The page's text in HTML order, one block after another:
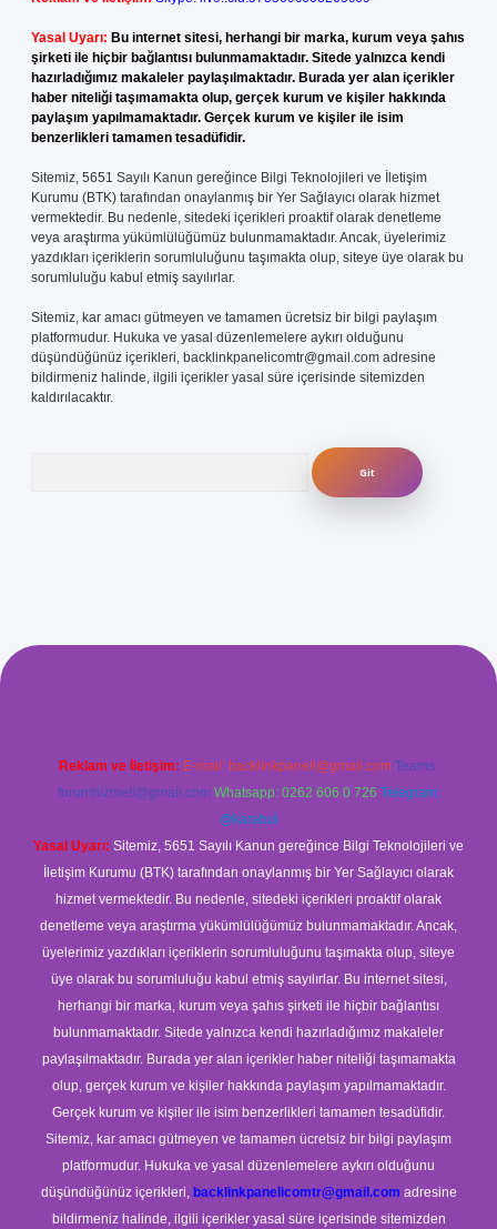
Yasal Uyarı: Bu internet sitesi, herhangi bir marka, kurum veya şahıs
şirketi ile hiçbir bağlantısı bulunmamaktadır. Sitede yalnızca kendi
hazırladığımız makaleler paylaşılmaktadır. Burada yer alan içerikler
haber niteliği taşımamakta olup, gerçek kurum ve kişiler hakkında
paylaşım yapılmamaktadır. Gerçek kurum ve kişiler ile isim
benzerlikleri tamamen tesadüfidir.
Sitemiz, 5651 Sayılı Kanun gereğince Bilgi Teknolojileri ve İletişim
Kurumu (BTK) tarafından onaylanmış bir Yer Sağlayıcı olarak hizmet
vermektedir. Bu nedenle, sitedeki içerikleri proaktif olarak denetleme
veya araştırma yükümlülüğümüz bulunmamaktadır. Ancak, üyelerimiz
yazdıkları içeriklerin sorumluluğunu taşımakta olup, siteye üye olarak bu
sorumluluğu kabul etmiş sayılırlar.
Sitemiz, kar amacı gütmeyen ve tamamen ücretsiz bir bilgi paylaşım
platformudur. Hukuka ve yasal düzenlemelere aykırı olduğunu
düşündüğünüz içerikleri, backlinkpanelicomtr@gmail.com adresine
bildirmeniz halinde, ilgili içerikler yasal süre içerisinde sitemizden
kaldırılacaktır.
Reklam ve İletişim: E-mail: backlinkpaneli@gmail.com Teams:
forumhizmeti@gmail.com Whatsapp: 0262 606 0 726 Telegram:
@karabul
Yasal Uyarı: Sitemiz, 5651 Sayılı Kanun gereğince Bilgi Teknolojileri ve
İletişim Kurumu (BTK) tarafından onaylanmış bir Yer Sağlayıcı olarak
hizmet vermektedir. Bu nedenle, sitedeki içerikleri proaktif olarak
denetleme veya araştırma yükümlülüğümüz bulunmamaktadır. Ancak,
üyelerimiz yazdıkları içeriklerin sorumluluğunu taşımakta olup, siteye
üye olarak bu sorumluluğu kabul etmiş sayılırlar. Bu internet sitesi,
herhangi bir marka, kurum veya şahıs şirketi ile hiçbir bağlantısı
bulunmamaktadır. Sitede yalnızca kendi hazırladığımız makaleler
paylaşılmaktadır. Burada yer alan içerikler haber niteliği taşımamakta
olup, gerçek kurum ve kişiler hakkında paylaşım yapılmamaktadır.
Gerçek kurum ve kişiler ile isim benzerlikleri tamamen tesadüfidir.
Sitemiz, kar amacı gütmeyen ve tamamen ücretsiz bir bilgi paylaşım
platformudur. Hukuka ve yasal düzenlemelere aykırı olduğunu
düşündüğünüz içerikleri, backlinkpanelicomtr@gmail.com adresine
bildirmeniz halinde, ilgili içerikler yasal süre içerisinde sitemizden